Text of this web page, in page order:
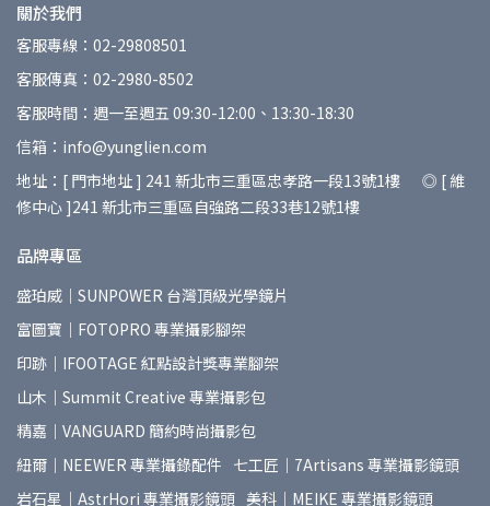
關於我們
客服專線：02-29808501
客服傳真：02-2980-8502
客服時間：週一至週五 09:30-12:00、13:30-18:30
信箱：info@yunglien.com
地址：[ 門市地址 ] 241 新北市三重區忠孝路一段13號1樓 ◎ [ 維
修中心 ]241 新北市三重區自強路二段33巷12號1樓
品牌專區
盛珀威｜SUNPOWER 台灣頂級光學鏡片
富圖寶｜FOTOPRO 專業攝影腳架
印跡｜IFOOTAGE 紅點設計獎專業腳架
山木｜Summit Creative 專業攝影包
精嘉｜VANGUARD 簡約時尚攝影包
紐爾｜NEEWER 專業攝錄配件 七工匠｜7Artisans 專業攝影鏡頭
岩石星｜AstrHori 專業攝影鏡頭 美科｜MEIKE 專業攝影鏡頭